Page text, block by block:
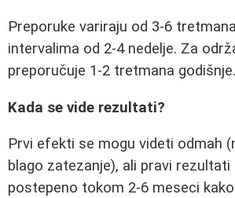
Preporuke variraju od 3-6
intervalima od 2-4 nedelje. Za
preporučuje 1-2 tretmana godišnje.
Kada se vide rezultati?
Prvi efekti se mogu videti odmah
blago zatezanje), ali pravi rezultati
postepeno tokom 2-6 meseci